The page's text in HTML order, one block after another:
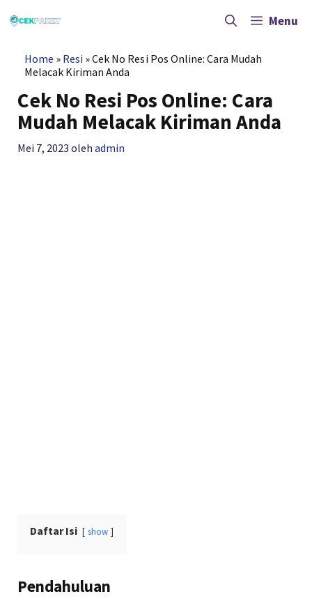
ke
Menu
Home » Resi »Cek No Resi Pos Online: Cara Mudah
Melacak Kiriman Anda
Cek No Resi Pos Online: Cara
Mudah Melacak Kiriman Anda
Mei 7, 2023 olehadmin
Daftar Isi show
Pendahuluan